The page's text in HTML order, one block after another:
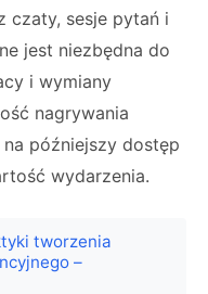
czaty, sesje pytań i
jest niezbędna do
i wymiany
nagrywania
późniejszy dostęp
wydarzenia.
tworzenia
–